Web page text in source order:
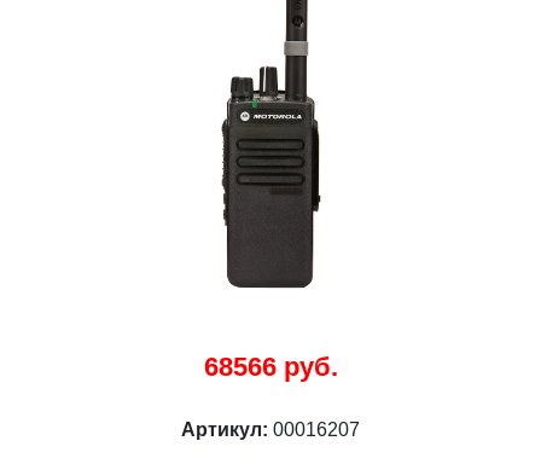
68566 руб.
Артикул: 00016207